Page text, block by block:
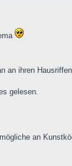
an ihren
gelesen.
an